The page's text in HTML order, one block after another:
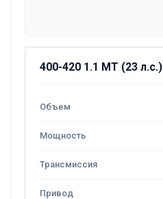
400-420 1.1 MT (23 л.с.)